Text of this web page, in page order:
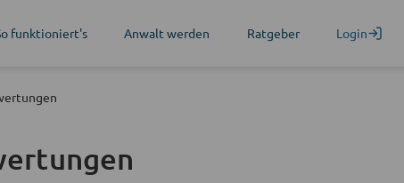
funktioniert's Anwalt werden Ratgeber Login